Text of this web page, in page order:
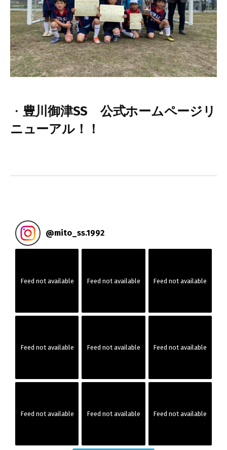
・ 豊川御津SS 公式ホームページリ
ニューアル！！
@mito_ss.1992
Feed not available Feed not available Feed not available
Feed not available Feed not available Feed not available
Feed not available Feed not available Feed not available